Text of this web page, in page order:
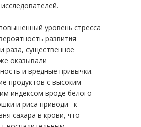
уровень стресса
развития
раза, существенное
оказывали
и вредные привычки.
продуктов с высоким
индексом вроде белого
и риса приводит к
сахара в крови, что